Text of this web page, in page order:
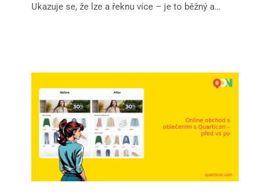
Ukazuje se, že lze a řeknu více – je to běžný a…